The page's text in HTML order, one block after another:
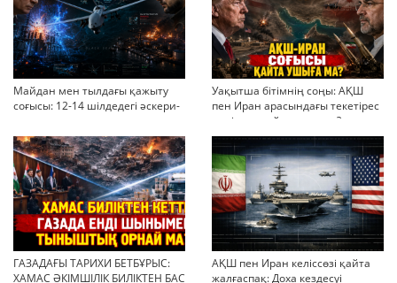
Майдан мен тылдағы қажыту
соғысы: 12-14 шілдедегі әскери-
Уақытша бітімнің соңы: АҚШ
пен Иран арасындағы текетірес
неліктен қайта ушықты?
ГАЗАДАҒЫ ТАРИХИ БЕТБҰРЫС:
ХАМАС ӘКІМШІЛІК БИЛІКТЕН БАС
АҚШ пен Иран келіссөзі қайта
жалғаспақ: Доха кездесуі